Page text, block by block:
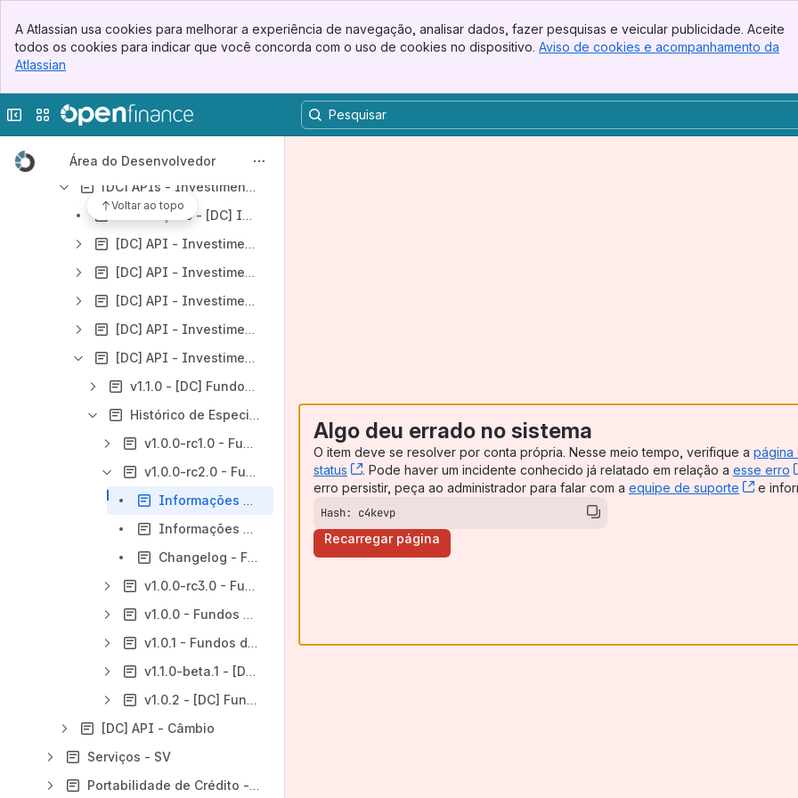
Banner
Top Bar
Sidebar
A Atlassian usa cookies para melhorar a experiência de navegação, analisar dados, fazer pesquisas e veicular publicidade. Aceite
todos os cookies para indicar que você concorda com o uso de cookies no dispositivo. Aviso de cookies e acompanhamento da
Atlassian
Esconder barra lateral
Trocar sites ou aplicativos
Área do Desenvolvedor
Voltar ao topo
[DC] API - Consentimento
[DC] APIs - Operações de Crédito
[DC] APIs - Investimentos
Orientações - [DC] Investimentos
[DC] API - Investimentos - Renda Fixa Bancária
[DC] API - Investimentos - Renda Fixa Crédito
[DC] API - Investimentos - Renda Variável
[DC] API - Investimentos - Títulos do Tesouro Direto
[DC] API - Investimentos - Fundos de Investimento
v1.1.0 - [DC] Fundos de Investimento
Histórico de Especificações - [DC] Fundos de Investimento
v1.0.0-rc1.0 - Fundos de Investimento
v1.0.0-rc2.0 - Fundos de Investimento
Informações Gerais - Fundos de Investimento - v1.0.0-rc2.0
Informações Técnicas - Fundos de Investimento - v1.0.0-rc2.0
Changelog - Fundos de Investimento - v1.0.0-rc2.0
v1.0.0-rc3.0 - Fundos de Investimento
v1.0.0 - Fundos de Investimento
v1.0.1 - Fundos de Investimento
v1.1.0-beta.1 - [DC] Fundos de Investimento
v1.0.2 - [DC] Fundos de Investimento
[DC] API - Câmbio
Serviços - SV
Portabilidade de Crédito - PC
Algo deu errado no sistema
O item deve se resolver por conta própria. Nesse meio tempo, verifique a página
status
, (opens new window)
. Pode haver um incidente conhecido já relatado em relação a esse erro
erro persistir, peça ao administrador para falar com a equipe de suporte ,
e
Hash: c4kevp
Recarregar página